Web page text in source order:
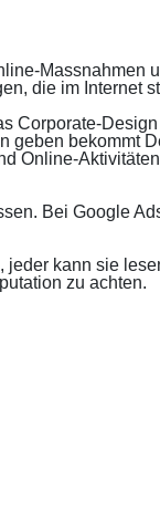
die im Internet
Corporate-
bekommt
Online-
Bei Google
kann sie
zu achten.